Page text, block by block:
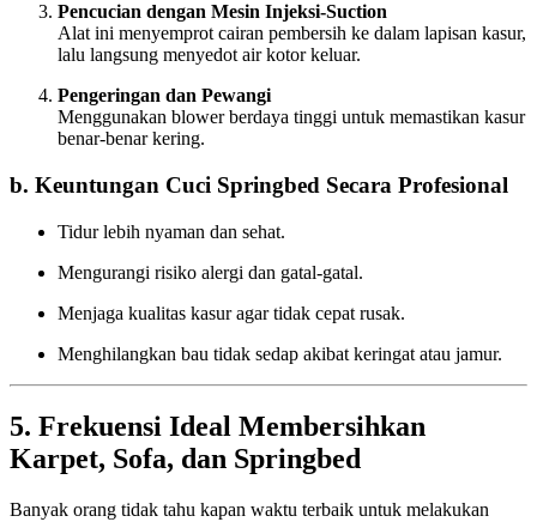
Pencucian dengan Mesin Injeksi-Suction
Alat ini menyemprot cairan pembersih ke dalam lapisan kasur,
lalu langsung menyedot air kotor keluar.
Pengeringan dan Pewangi
Menggunakan blower berdaya tinggi untuk memastikan kasur
benar-benar kering.
b. Keuntungan Cuci Springbed Secara Profesional
Tidur lebih nyaman dan sehat.
Mengurangi risiko alergi dan gatal-gatal.
Menjaga kualitas kasur agar tidak cepat rusak.
Menghilangkan bau tidak sedap akibat keringat atau jamur.
5. Frekuensi Ideal Membersihkan
Karpet, Sofa, dan Springbed
Banyak orang tidak tahu kapan waktu terbaik untuk melakukan